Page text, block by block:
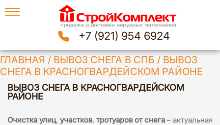
+7 (921) 954 6924
ГЛАВНАЯ / ВЫВОЗ СНЕГА В СПБ / ВЫВОЗ
СНЕГА В КРАСНОГВАРДЕЙСКОМ РАЙОНЕ
ВЫВОЗ СНЕГА В КРАСНОГВАРДЕЙСКОМ
РАЙОНЕ
Очистка улиц, участков, тротуаров от снега – актуальная